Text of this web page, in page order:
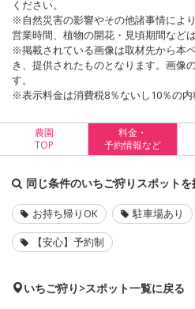
ください。
※自然災害の影響やその他諸事情によ
営業時間、植物の開花・見頃期間など
※掲載されている画像は取材先から本
き、提供されたものとなります。画像
す。
※表示料金は消費税8％ないし10％の内
農園
TOP
料金・
予約情報など
同じ条件のいちご狩りスポットを
お持ち帰りOK 駐車場あり
【安心】予約制
いちご狩り>スポット一覧に戻る